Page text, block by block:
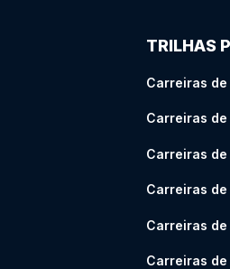
TRILHAS
Carreiras de
Carreiras de
Carreiras
Carreiras de
Carreiras de
Carreiras de